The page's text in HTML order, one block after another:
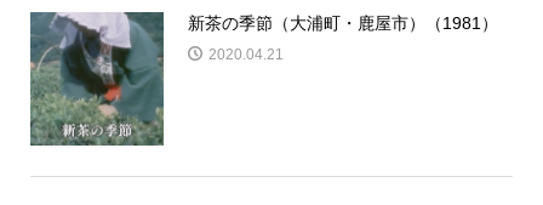
新茶の季節（大浦町・鹿屋市）（1981）
2020.04.21